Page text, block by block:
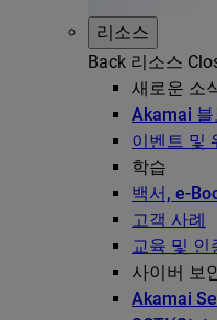
리소스
Back 리소스
새로운 소
Akamai 블
이벤트 및
학습
백서, e-
고객 사례
교육 및 인
사이버 보
Akamai